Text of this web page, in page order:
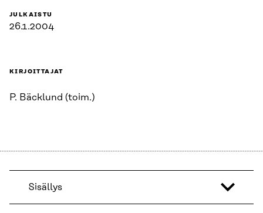
JULKAISTU
26.1.2004
KIRJOITTAJAT
P. Bäcklund (toim.)
Sisällys